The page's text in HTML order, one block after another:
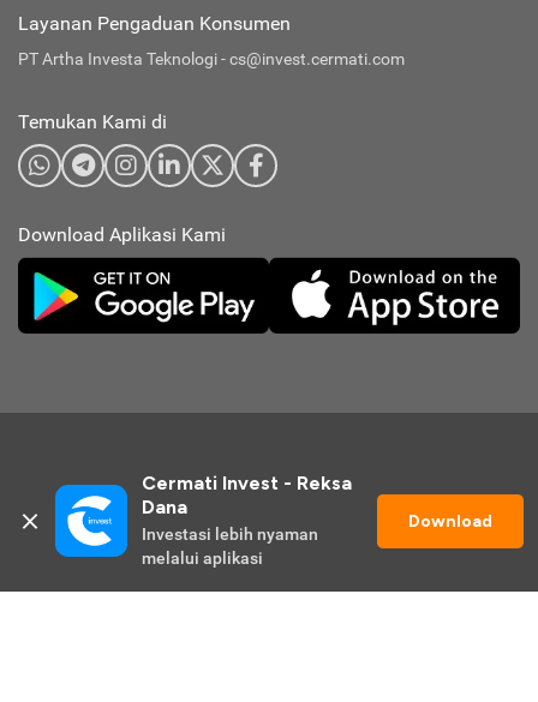
Layanan Pengaduan Konsumen
PT Artha Investa Teknologi -cs@invest.cermati.com
Temukan Kami di
Download Aplikasi Kami
© 2026 Cermati Invest. All Rights Reserved.
Cermati Invest - Reksa
Dana
Investasi lebih nyaman
melalui aplikasi
Download